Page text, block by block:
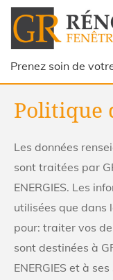
Accéder au contenu
Prenez soin de
Politique
Les données
sont traitées par
ENERGIES. Les
utilisées que dans
pour: traiter vos
sont destinées à
ENERGIES et à